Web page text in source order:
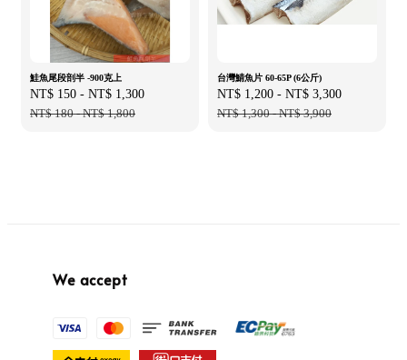
鮭魚尾段剖半 -900克上
Sale
price
NT$ 150 - NT$ 1,300
NT$ 180-NT$ 1,800
台灣鯖魚片 60-65P (6公斤)
Sale
price
NT$ 1,200 - NT$ 3,300
NT$ 1,300-NT$ 3,900
We accept